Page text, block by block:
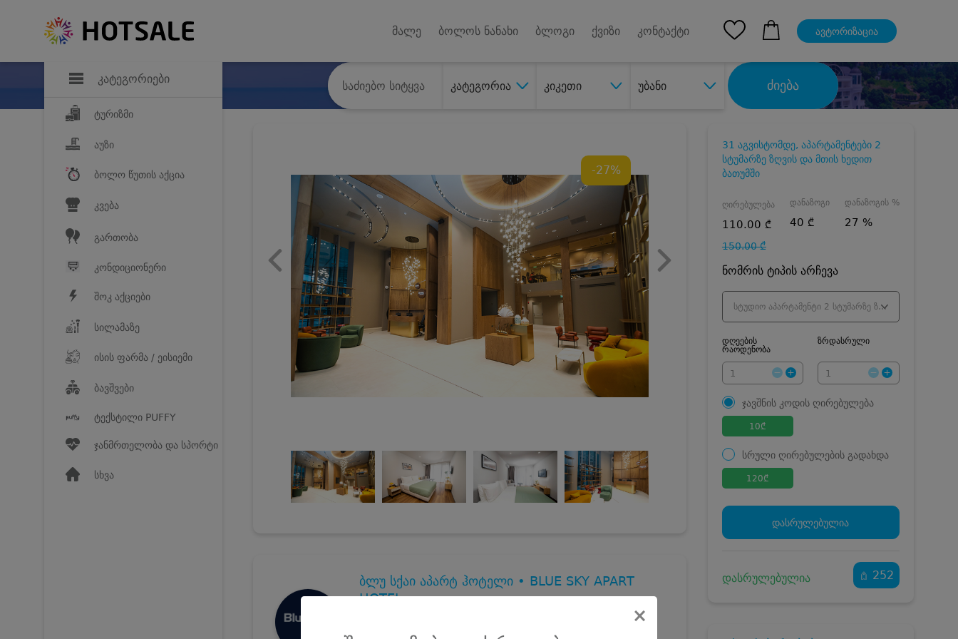
კატეგორიები
ტურიზმი
აუზი
ბოლო წუთის აქცია
კვება
გართობა
კონდიციონერი
შოკ აქციები
სილამაზე
ისის ფარმა / ეისიემი
ბავშვები
ტექსტილი PUFFY
ჯანმრთელობა და სპორტი
სხვა
მალე ბოლოს ნანახი ბლოგი ქვიზი კონტაქტი ავტორიზაცია
კატეგორია კიკეთი უბანი ძიება
×
-27%
ბლუ სქაი აპარტ ჰოტელი • BLUE SKY APART
HOTEL
31 აგვისტომდე, აპარტამენტები 2 სტუმარზე ზღვის და მთის
31 აგვისტომდე, აპარტამენტები 2
სტუმარზე ზღვის და მთის ხედით
ბათუმში
ღირებულება
110.00 ₾
150.00 ₾
დანაზოგი
40 ₾
დანაზოგის %
27 %
ნომრის ტიპის არჩევა
სტუდიო აპარტამენტი 2 სტუმარზე ზღვის ხედით - ივლისი/აგვისტო
დღეების
რაოდენობა
ზრდასრული
ჯავშნის კოდის ღირებულება
10₾
სრული ღირებულების გადახდა
120₾
ჯავშნის კოდი
10 ₾
დამატებითი საწოლი
კვება
0 ₾
110 ₾
დასრულებულია
დასრულებულია 252